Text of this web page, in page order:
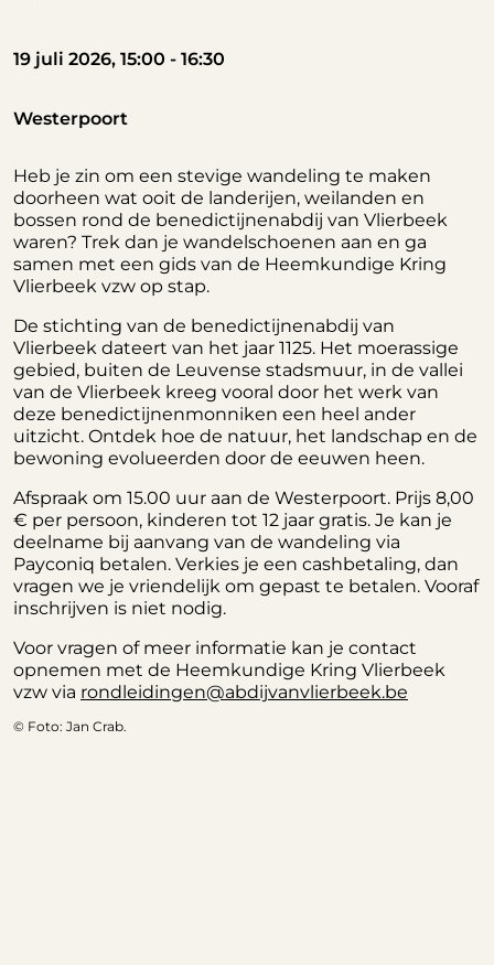
19 juli 2026, 15:00 - 16:30
Westerpoort
Heb je zin om een stevige wandeling te maken
doorheen wat ooit de landerijen, weilanden en
bossen rond de benedictijnenabdij van Vlierbeek
waren? Trek dan je wandelschoenen aan en ga
samen met een gids van de Heemkundige Kring
Vlierbeek vzw op stap.
De stichting van de benedictijnenabdij van
Vlierbeek dateert van het jaar 1125. Het moerassige
gebied, buiten de Leuvense stadsmuur, in de vallei
van de Vlierbeek kreeg vooral door het werk van
deze benedictijnenmonniken een heel ander
uitzicht. Ontdek hoe de natuur, het landschap en de
bewoning evolueerden door de eeuwen heen.
Afspraak om 15.00 uur aan de Westerpoort. Prijs 8,00
€ per persoon, kinderen tot 12 jaar gratis. Je kan je
deelname bij aanvang van de wandeling via
Payconiq betalen. Verkies je een cashbetaling, dan
vragen we je vriendelijk om gepast te betalen. Vooraf
inschrijven is niet nodig.
Voor vragen of meer informatie kan je contact
opnemen met de Heemkundige Kring Vlierbeek
vzw via rondleidingen@abdijvanvlierbeek.be
© Foto: Jan Crab.